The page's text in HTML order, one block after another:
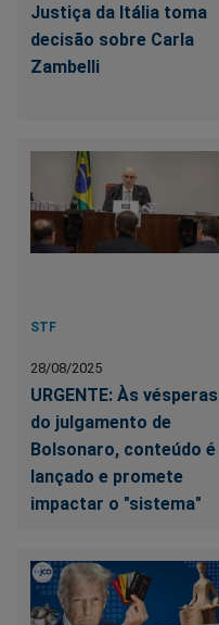
Justiça da Itália toma
decisão sobre Carla
Zambelli
STF
28/08/2025
URGENTE: Às vésperas
do julgamento de
Bolsonaro, conteúdo é
lançado e promete
impactar o "sistema"